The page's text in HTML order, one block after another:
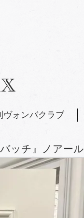
ヴォンバクラブ
ッチ』ノアール